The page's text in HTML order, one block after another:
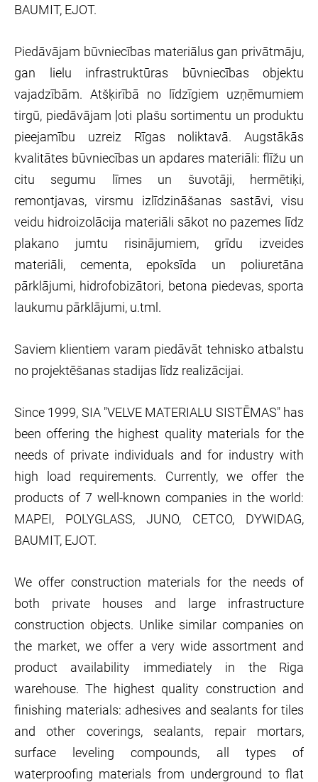
BAUMIT, EJOT.
Piedāvājam būvniecības materiālus gan privātmāju,
gan lielu infrastruktūras būvniecības objektu
vajadzībām. Atšķirībā no līdzīgiem uzņēmumiem
tirgū, piedāvājam ļoti plašu sortimentu un produktu
pieejamību uzreiz Rīgas noliktavā. Augstākās
kvalitātes būvniecības un apdares materiāli: flīžu un
citu segumu līmes un šuvotāji, hermētiķi,
remontjavas, virsmu izlīdzināšanas sastāvi, visu
veidu hidroizolācija materiāli sākot no pazemes līdz
plakano jumtu risinājumiem, grīdu izveides
materiāli, cementa, epoksīda un poliuretāna
pārklājumi, hidrofobizātori, betona piedevas, sporta
laukumu pārklājumi, u.tml.
Saviem klientiem varam piedāvāt tehnisko atbalstu
no projektēšanas stadijas līdz realizācijai.
Since 1999, SIA "VELVE MATERIALU SISTĒMAS" has
been offering the highest quality materials for the
needs of private individuals and for industry with
high load requirements. Currently, we offer the
products of 7 well-known companies in the world:
MAPEI, POLYGLASS, JUNO, CETCO, DYWIDAG,
BAUMIT, EJOT.
We offer construction materials for the needs of
both private houses and large infrastructure
construction objects. Unlike similar companies on
the market, we offer a very wide assortment and
product availability immediately in the Riga
warehouse. The highest quality construction and
finishing materials: adhesives and sealants for tiles
and other coverings, sealants, repair mortars,
surface leveling compounds, all types of
waterproofing materials from underground to flat